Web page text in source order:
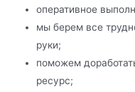
оперативное
мы берем все
руки;
поможем
ресурс;